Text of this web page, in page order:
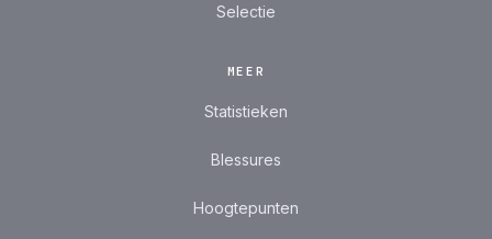
Selectie
MEER
Statistieken
Blessures
Hoogtepunten